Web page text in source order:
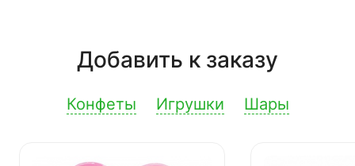
Добавить к заказу
Конфеты Игрушки Шары